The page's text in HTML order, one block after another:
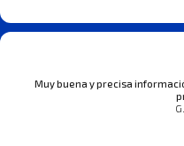
Muy buena y precisa